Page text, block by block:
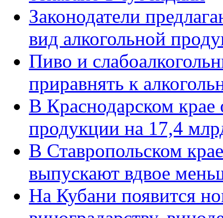
Законодатели
вид алкогольной
Пиво и
приравнять к
В Краснодарском крае
продукции на 17,4
В Ставропольском
выпускают вдвое
На Кубани появится